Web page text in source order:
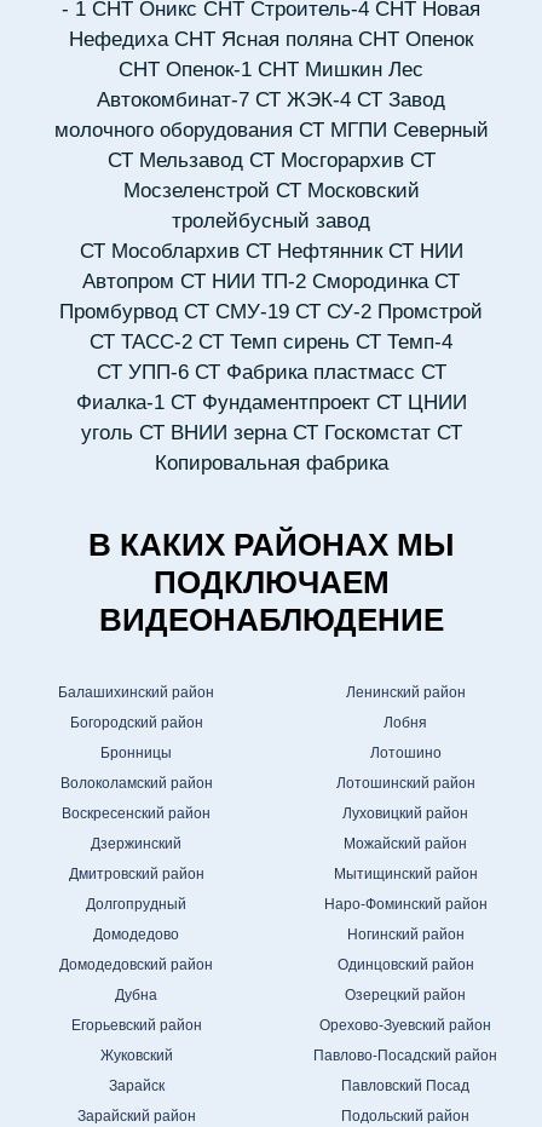
- 1 СНТ Оникс СНТ Строитель-4 СНТ Новая
Нефедиха СНТ Ясная поляна СНТ Опенок
СНТ Опенок-1 СНТ Мишкин Лес
Автокомбинат-7 СТ ЖЭК-4 СТ Завод
молочного оборудования СТ МГПИ Северный
СТ Мельзавод СТ Мосгорархив СТ
Мосзеленстрой СТ Московский
тролейбусный завод
СТ Мособлархив СТ Нефтянник СТ НИИ
Автопром СТ НИИ ТП-2 Смородинка СТ
Промбурвод СТ СМУ-19 СТ СУ-2 Промстрой
СТ ТАСС-2 СТ Темп сирень СТ Темп-4
СТ УПП-6 СТ Фабрика пластмасс СТ
Фиалка-1 СТ Фундаментпроект СТ ЦНИИ
уголь СТ ВНИИ зерна СТ Госкомстат СТ
Копировальная фабрика
В КАКИХ РАЙОНАХ МЫ
ПОДКЛЮЧАЕМ
ВИДЕОНАБЛЮДЕНИЕ
Балашихинский район
Богородский район
Бронницы
Волоколамский район
Воскресенский район
Дзержинский
Дмитровский район
Долгопрудный
Домодедово
Домодедовский район
Дубна
Егорьевский район
Жуковский
Зарайск
Зарайский район
Ленинский район
Лобня
Лотошино
Лотошинский район
Луховицкий район
Можайский район
Мытищинский район
Наро-Фоминский район
Ногинский район
Одинцовский район
Озерецкий район
Орехово-Зуевский район
Павлово-Посадский район
Павловский Посад
Подольский район